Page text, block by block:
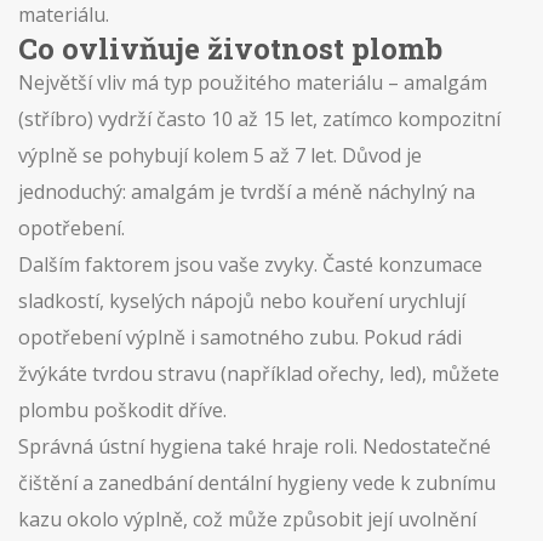
materiálu.
Co ovlivňuje životnost plomb
Největší vliv má typ použitého materiálu – amalgám
(stříbro) vydrží často 10 až 15 let, zatímco kompozitní
výplně se pohybují kolem 5 až 7 let. Důvod je
jednoduchý: amalgám je tvrdší a méně náchylný na
opotřebení.
Dalším faktorem jsou vaše zvyky. Časté konzumace
sladkostí, kyselých nápojů nebo kouření urychlují
opotřebení výplně i samotného zubu. Pokud rádi
žvýkáte tvrdou stravu (například ořechy, led), můžete
plombu poškodit dříve.
Správná ústní hygiena také hraje roli. Nedostatečné
čištění a zanedbání dentální hygieny vede k zubnímu
kazu okolo výplně, což může způsobit její uvolnění